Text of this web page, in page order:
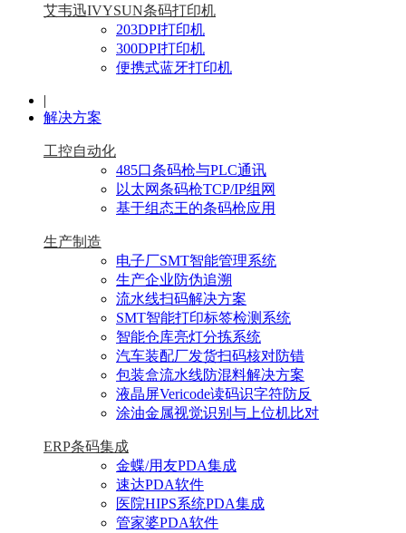
艾韦迅IVYSUN条码打印机
203DPI打印机
300DPI打印机
便携式蓝牙打印机
|
解决方案
工控自动化
485口条码枪与PLC通讯
以太网条码枪TCP/IP组网
基于组态王的条码枪应用
生产制造
电子厂SMT智能管理系统
生产企业防伪追溯
流水线扫码解决方案
SMT智能打印标签检测系统
智能仓库亮灯分拣系统
汽车装配厂发货扫码核对防错
包装盒流水线防混料解决方案
液晶屏Vericode读码识字符防反
涂油金属视觉识别与上位机比对
ERP条码集成
金蝶/用友PDA集成
速达PDA软件
医院HIPS系统PDA集成
管家婆PDA软件